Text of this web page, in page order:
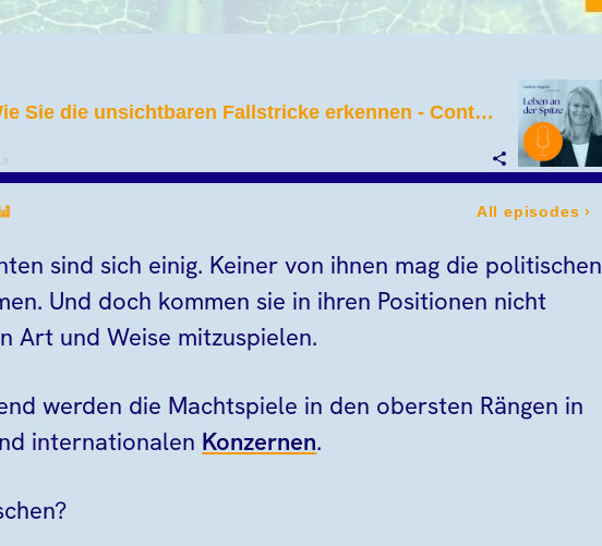
sind sich einig. Keiner von ihnen mag die politischen
Und doch kommen sie in ihren Positionen nicht
Art und Weise mitzuspielen.
werden die Machtspiele in den obersten Rängen in
internationalen Konzernen.